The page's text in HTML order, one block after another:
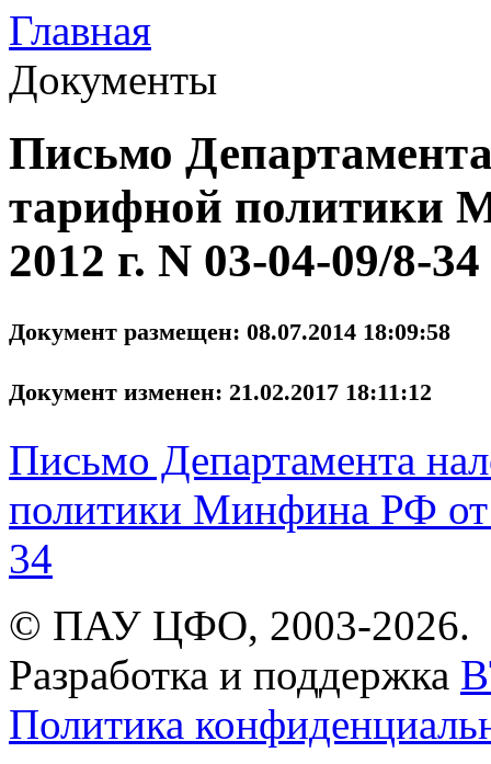
Главная
Документы
Письмо
тарифной политики
2012 г. N 03-04-09/8-34
Документ размещен: 08.07.2014 18:09:58
Документ изменен: 21.02.2017 18:11:12
Письмо Департамента
политики Минфина РФ от
34
© ПАУ ЦФО, 2003-2026.
Разработка и поддержка
Политика